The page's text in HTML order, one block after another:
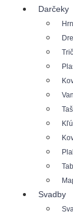
Darčeky
Svadby